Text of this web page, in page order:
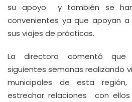
su apoyo y también se han
convenientes ya que apoyan a
sus viajes de prácticas.
La directora comentó que
siguientes semanas realizando
municipales de esta
estrechar relaciones con